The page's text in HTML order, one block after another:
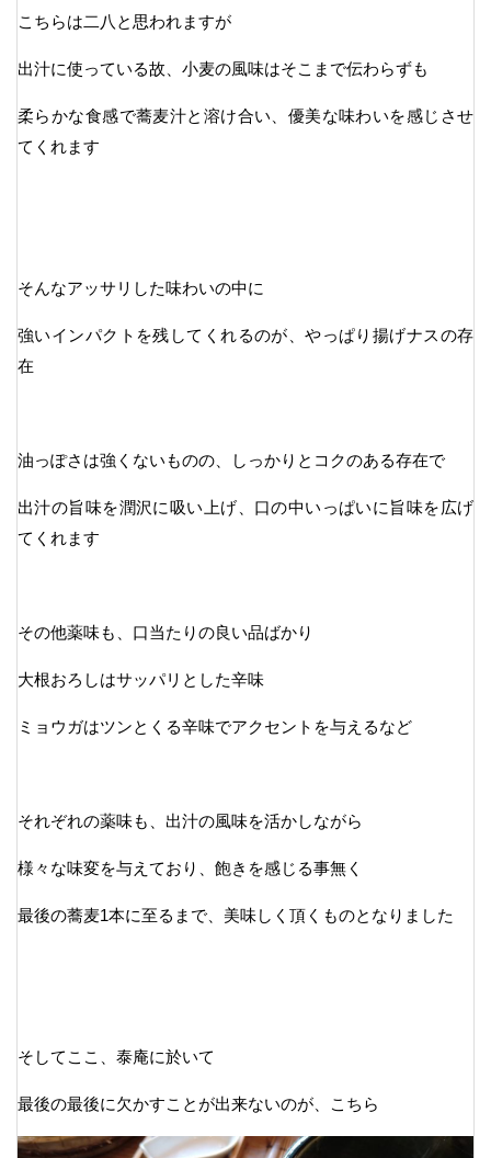
こちらは二八と思われますが
出汁に使っている故、小麦の風味はそこまで伝わらずも
柔らかな食感で蕎麦汁と溶け合い、優美な味わいを感じさせ
てくれます
そんなアッサリした味わいの中に
強いインパクトを残してくれるのが、やっぱり揚げナスの存
在
油っぽさは強くないものの、しっかりとコクのある存在で
出汁の旨味を潤沢に吸い上げ、口の中いっぱいに旨味を広げ
てくれます
その他薬味も、口当たりの良い品ばかり
大根おろしはサッパリとした辛味
ミョウガはツンとくる辛味でアクセントを与えるなど
それぞれの薬味も、出汁の風味を活かしながら
様々な味変を与えており、飽きを感じる事無く
最後の蕎麦1本に至るまで、美味しく頂くものとなりました
そしてここ、泰庵に於いて
最後の最後に欠かすことが出来ないのが、こちら